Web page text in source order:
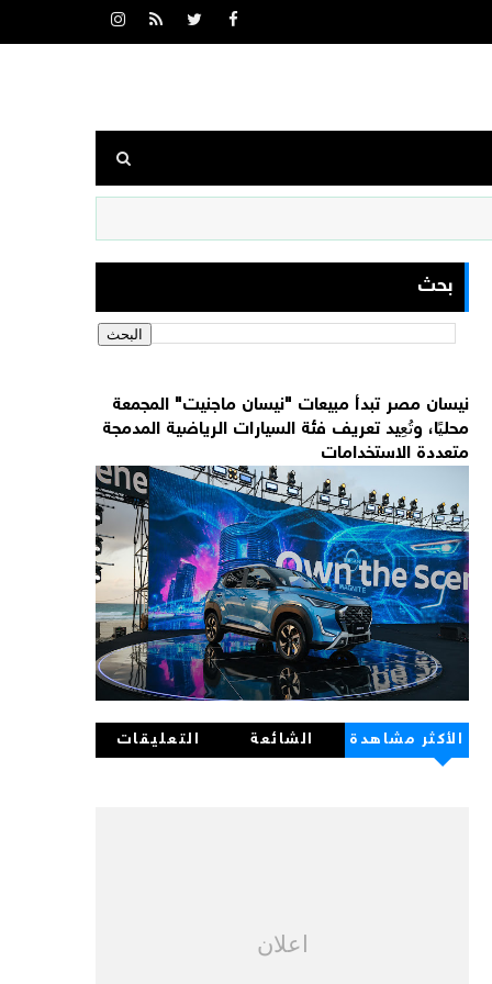
بحث
نيسان مصر تبدأ مبيعات "نيسان ماجنيت" المجمعة
محليًا، وتُعِيد تعريف فئة السيارات الرياضية المدمجة
متعددة الاستخدامات
الأكثر مشاهدة الشائعة التعليقات
اعلان